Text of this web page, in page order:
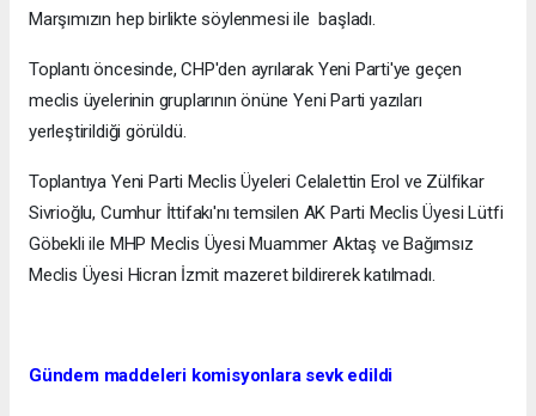
Marşımızın hep birlikte söylenmesi ile başladı.
Toplantı öncesinde, CHP'den ayrılarak Yeni Parti'ye geçen
meclis üyelerinin gruplarının önüne Yeni Parti yazıları
yerleştirildiği görüldü.
Toplantıya Yeni Parti Meclis Üyeleri Celalettin Erol ve Zülfikar
Sivrioğlu, Cumhur İttifakı'nı temsilen AK Parti Meclis Üyesi Lütfi
Göbekli ile MHP Meclis Üyesi Muammer Aktaş ve Bağımsız
Meclis Üyesi Hicran İzmit mazeret bildirerek katılmadı.
Gündem maddeleri komisyonlara sevk edildi